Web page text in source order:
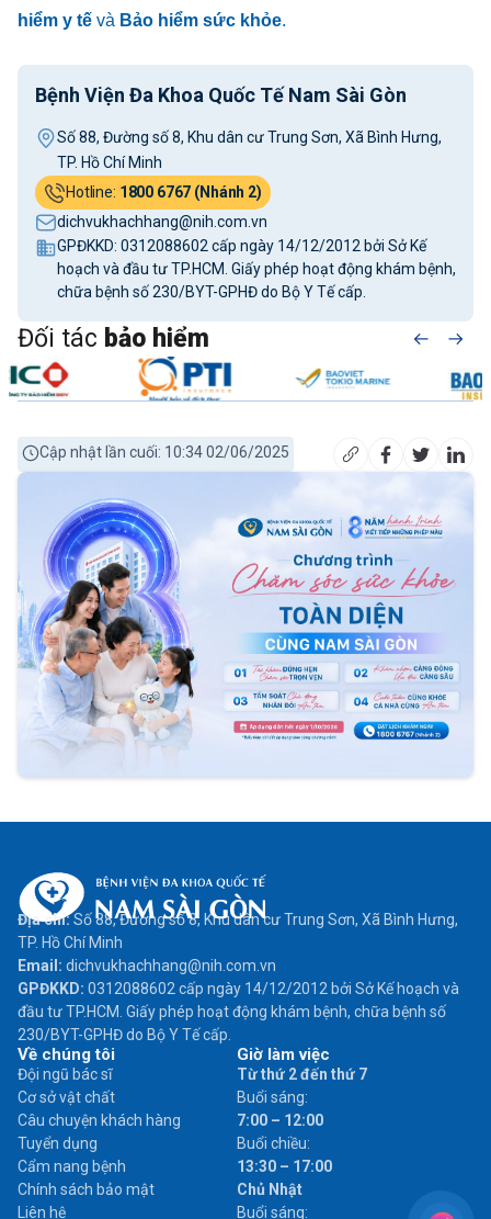
hiểm y tế và Bảo hiểm sức khỏe.
Bệnh Viện Đa Khoa Quốc Tế Nam Sài Gòn
Số 88, Đường số 8, Khu dân cư Trung Sơn, Xã Bình Hưng,
TP. Hồ Chí Minh
Hotline: 1800 6767 (Nhánh 2)
dichvukhachhang@nih.com.vn
GPĐKKD: 0312088602 cấp ngày 14/12/2012 bởi Sở Kế
hoạch và đầu tư TP.HCM. Giấy phép hoạt động khám bệnh,
chữa bệnh số 230/BYT-GPHĐ do Bộ Y Tế cấp.
Đối tác bảo hiểm
Cập nhật lần cuối: 10:34 02/06/2025
Địa chỉ:Số 88, Đường số 8, Khu dân cư Trung Sơn, Xã Bình Hưng,
TP. Hồ Chí Minh
Email: dichvukhachhang@nih.com.vn
GPĐKKD: 0312088602 cấp ngày 14/12/2012 bởi Sở Kế hoạch và
đầu tư TP.HCM. Giấy phép hoạt động khám bệnh, chữa bệnh số
230/BYT-GPHĐ do Bộ Y Tế cấp.
Về chúng tôi
Đội ngũ bác sĩ
Cơ sở vật chất
Câu chuyện khách hàng
Tuyển dụng
Cẩm nang bệnh
Chính sách bảo mật
Liên hệ
Giờ làm việc
Từ thứ 2 đến thứ 7
Buổi sáng:
7:00 – 12:00
Buổi chiều:
13:30 – 17:00
Chủ Nhật
Buổi sáng: